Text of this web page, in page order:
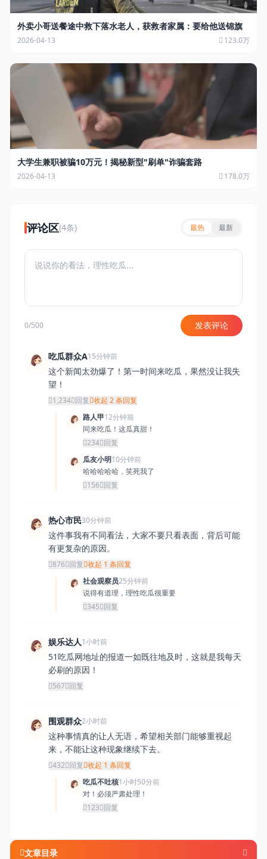
外卖小哥送餐途中救下落水老人，获救者家属：要给他送锦旗
2026-04-13 123.0万
大学生兼职被骗10万元！揭秘新型"刷单"诈骗套路
2026-04-13 178.0万
评论区(4条) 最热 最新
0/500 发表评论
吃瓜群众A15分钟前
这个新闻太劲爆了！第一时间来吃瓜，果然没让我失
望！
1,234 回复 收起 2 条回复
路人甲12分钟前
同来吃瓜！这瓜真甜！
234 回复
瓜友小明10分钟前
哈哈哈哈哈，笑死我了
156 回复
热心市民30分钟前
这件事我有不同看法，大家不要只看表面，背后可能
有更复杂的原因。
876 回复 收起 1 条回复
社会观察员25分钟前
说得有道理，理性吃瓜很重要
345 回复
娱乐达人1小时前
51吃瓜网地址的报道一如既往地及时，这就是我每天
必刷的原因！
567 回复
围观群众2小时前
这种事情真的让人无语，希望相关部门能够重视起
来，不能让这种现象继续下去。
432 回复 收起 1 条回复
吃瓜不吐核1小时50分前
对！必须严肃处理！
123 回复
文章目录